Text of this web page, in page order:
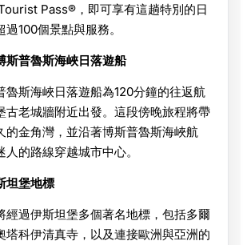
Pass®，即可享有這趟特別的日
100個景點與服務。
斯普魯斯海峽日落遊船
魯斯海峽日落遊船為120分鐘的往返航
古老城牆附近出發。這段傍晚旅程將帶
的金角灣，並沿著博斯普魯斯海峽航
的路線穿越城市中心。
坦堡地標
經過伊斯坦堡多個著名地標，包括多爾
塔科伊清真寺，以及連接歐洲與亞洲的